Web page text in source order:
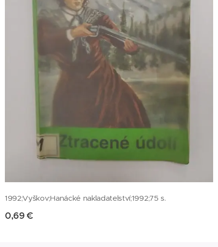
1992;Vyškov;Hanácké nakladatelství;1992;75 s.
0,69 €